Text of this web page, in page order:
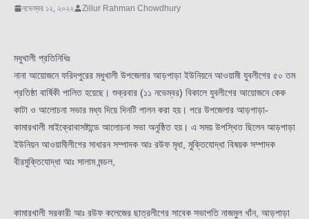
নভেম্বর ১২, ২০২২ Zillur Rahman Chowdhury
মধুখালী প্রতিনিধিঃ
নানা আয়োজনে ফরিদপুরের মধুখালী উপজেলার আড়পাড়া ইউনিয়নে আওয়ামী যুবলীগের ৫০ তম
প্রতিষ্ঠা বার্ষিকী পালিত হয়েছে। শুক্রবার (১১ নভেম্বর) বিকালে যুবলীগের আয়োজনে কেক
কাটা ও আলোচনা সভার মধ্য দিয়ে দিনটি পালন করা হয়। পরে উপজেলার আড়পাড়া-
কামারখালী মাইক্রোবাসষ্টান্ডে আলোচনা সভা অনুষ্ঠিত হয়। এ সময় উপস্থিত ছিলেন আড়পাড়া
ইউনিয়ন আওয়ামীলীগের সাধারন সম্পাদক আঃ রউফ মৃধা, মুক্তিযোদ্ধা বিষয়ক সম্পাদক
বীরমুক্তিযোদ্ধা আঃ সালাম মন্ডল,
কামারখালী সরকারী আঃ রউফ কলেজের ছাত্রলীগের সাবেক সভাপতি নাজমুল খাঁন, আড়পাড়া